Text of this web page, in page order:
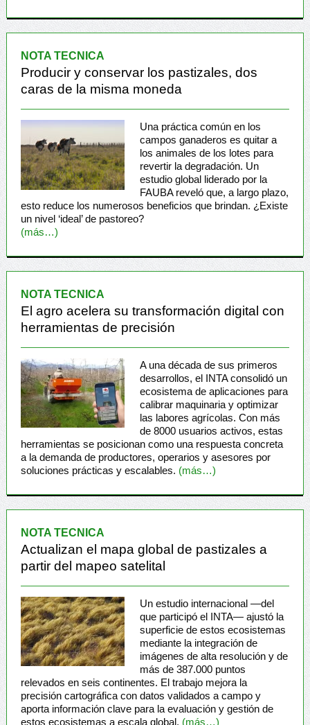
NOTA TECNICA
Producir y conservar los pastizales, dos
caras de la misma moneda
Una práctica común en los
campos ganaderos es quitar a
los animales de los lotes para
revertir la degradación. Un
estudio global liderado por la
FAUBA reveló que, a largo plazo,
esto reduce los numerosos beneficios que brindan. ¿Existe
un nivel ‘ideal’ de pastoreo?
(más…)
NOTA TECNICA
El agro acelera su transformación digital con
herramientas de precisión
A una década de sus primeros
desarrollos, el INTA consolidó un
ecosistema de aplicaciones para
calibrar maquinaria y optimizar
las labores agrícolas. Con más
de 8000 usuarios activos, estas
herramientas se posicionan como una respuesta concreta
a la demanda de productores, operarios y asesores por
soluciones prácticas y escalables. (más…)
NOTA TECNICA
Actualizan el mapa global de pastizales a
partir del mapeo satelital
Un estudio internacional —del
que participó el INTA— ajustó la
superficie de estos ecosistemas
mediante la integración de
imágenes de alta resolución y de
más de 387.000 puntos
relevados en seis continentes. El trabajo mejora la
precisión cartográfica con datos validados a campo y
aporta información clave para la evaluación y gestión de
estos ecosistemas a escala global. (más…)